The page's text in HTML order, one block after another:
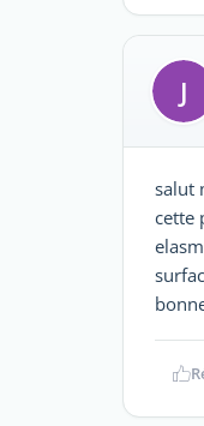
J
salut
cette